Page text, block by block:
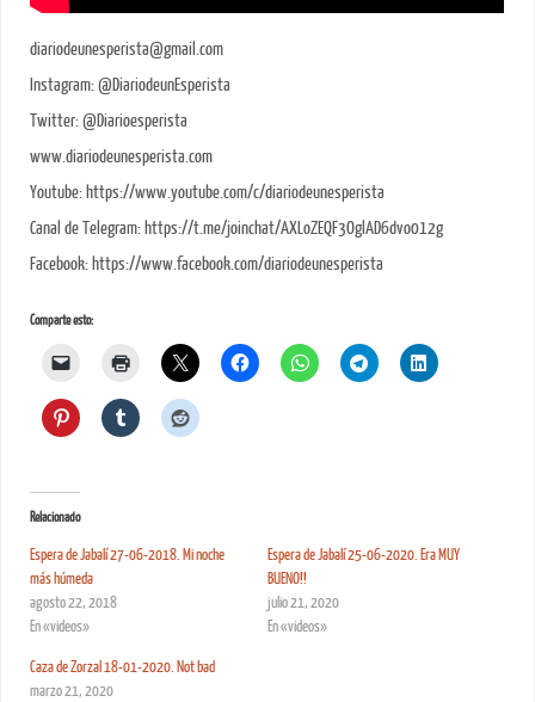
diariodeunesperista@gmail.com
Instagram: @DiariodeunEsperista
Twitter: @Diarioesperista
www.diariodeunesperista.com
Youtube: https://www.youtube.com/c/diariodeunesperista
Canal de Telegram: https://t.me/joinchat/AXLoZEQF3OglAD6dvo012g
Facebook: https://www.facebook.com/diariodeunesperista
Comparte esto:
Relacionado
Espera de Jabalí 27-06-2018. Mi noche
más húmeda
agosto 22, 2018
En «videos»
Espera de Jabalí 25-06-2020. Era MUY
BUENO!!
julio 21, 2020
En «videos»
Caza de Zorzal 18-01-2020. Not bad
marzo 21, 2020